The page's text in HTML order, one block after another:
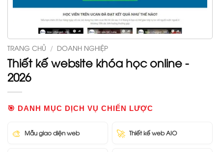
TRANG CHỦ / DOANH NGHIỆP
Thiết kế website khóa học online -
2026
🎯 DANH MỤC DỊCH VỤ CHIẾN LƯỢC
🎨 Mẫu giao diện web 🚀 Thiết kế web AIO